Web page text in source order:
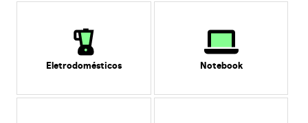
Eletrodomésticos Notebook